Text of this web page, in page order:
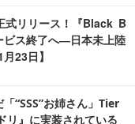
式リリース！『Black B
ビス終了へ―日本未上陸
23日】
“SSS”お姉さん」Tier
リ』に実装されている